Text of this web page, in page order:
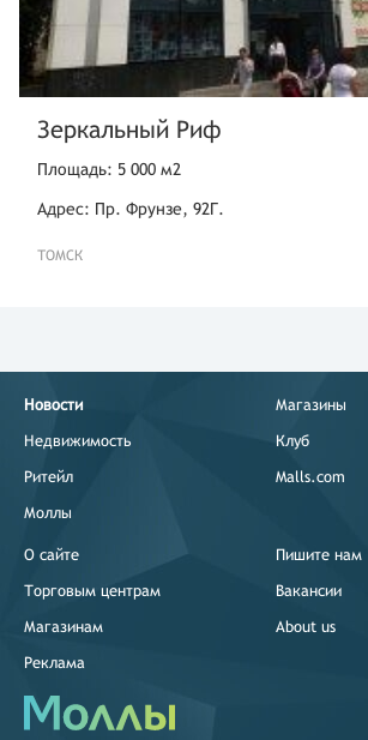
Зеркальный Риф
Площадь: 5 000 м2
Адрес: Пр. Фрунзе, 92Г.
ТОМСК
Новости
Недвижимость
Ритейл
Моллы
Магазины
Клуб
Malls.com
О сайте
Торговым центрам
Магазинам
Реклама
Пишите нам
Вакансии
About us